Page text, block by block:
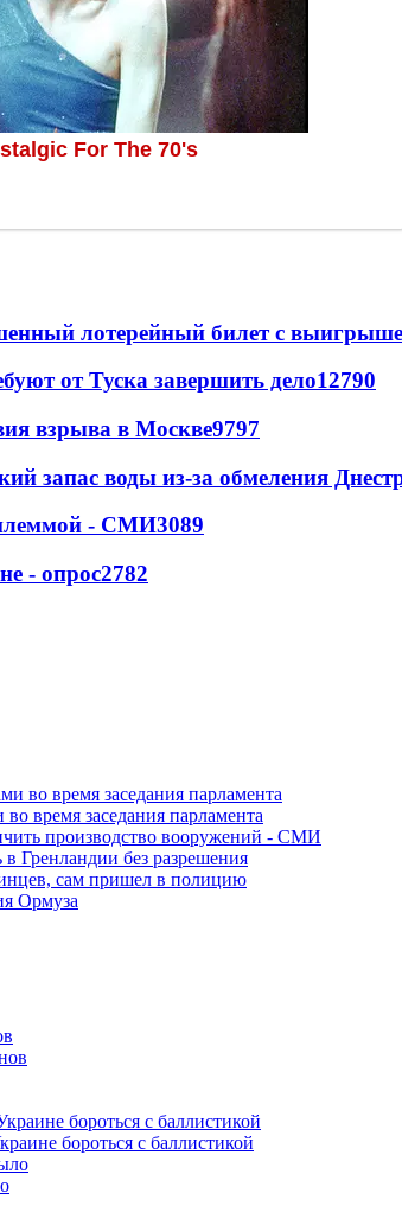
лотерейный билет с
от Туска завершить дело12790
взрыва в Москве9797
запас воды из-за обмеления
- СМИ3089
- опрос2782
время заседания парламента
производство вооружений - СМИ
Гренландии без разрешения
сам пришел в полицию
Ормуза
бороться с баллистикой